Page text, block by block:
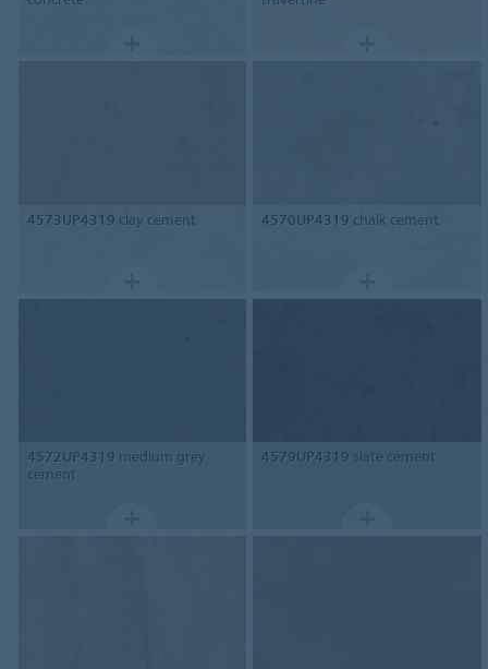
4573UP4319 clay cement 4570UP4319 chalk cement
4572UP4319 medium grey
cement
4579UP4319 slate cement